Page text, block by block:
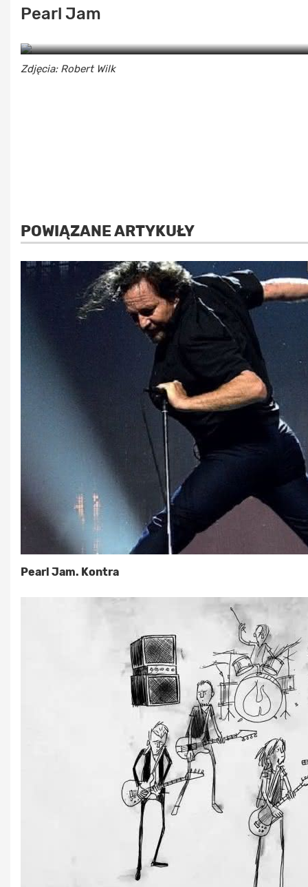
Pearl Jam
Zdjęcia: Robert Wilk
POWIĄZANE ARTYKUŁY
Pearl Jam. Kontra